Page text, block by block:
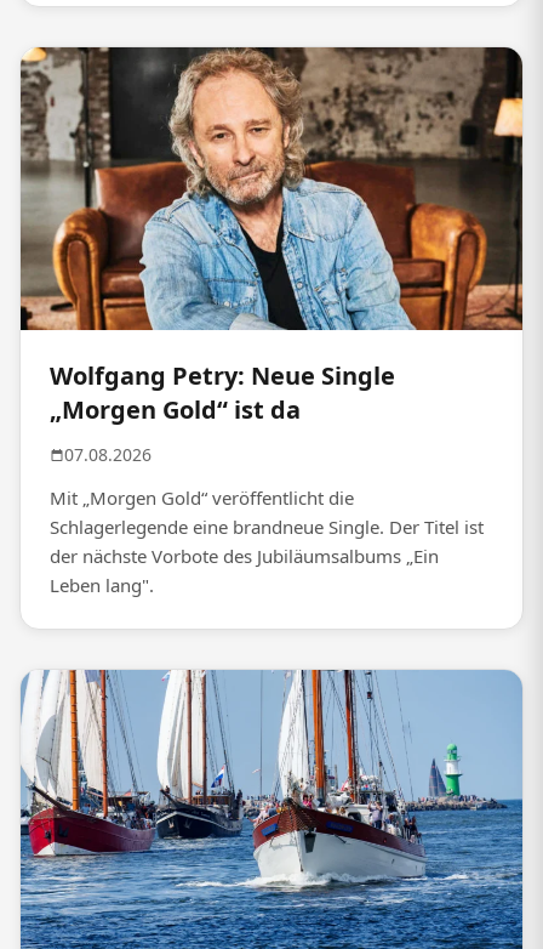
Wolfgang Petry: Neue Single
„Morgen Gold“ ist da
07.08.2026
Mit „Morgen Gold“ veröffentlicht die
Schlagerlegende eine brandneue Single. Der Titel ist
der nächste Vorbote des Jubiläumsalbums „Ein
Leben lang".